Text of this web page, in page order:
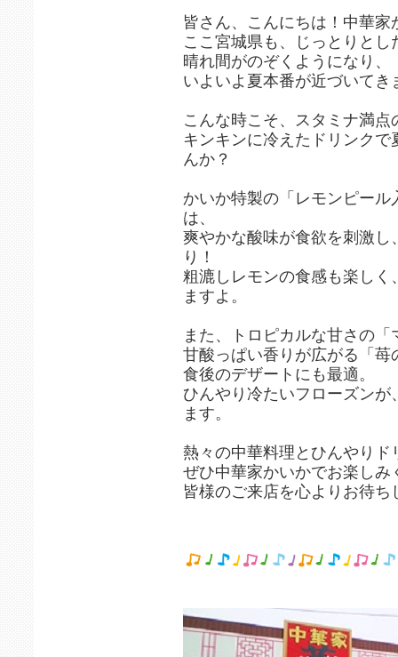
皆さん、こんにちは！中華家
ここ宮城県も、じっとりとし
晴れ間がのぞくようになり、
いよいよ夏本番が近づいてき
こんな時こそ、スタミナ満
キンキンに冷えたドリンク
んか？
かいか特製の「レモンピー
は、
爽やかな酸味が食欲を刺激
り！
粗漉しレモンの食感も楽し
ますよ。
また、トロピカルな甘さの
甘酸っぱい香りが広がる「苺
食後のデザートにも最適。
ひんやり冷たいフローズン
ます。
熱々の中華料理とひんやり
ぜひ中華家かいかでお楽しみ
皆様のご来店を心よりお待ち